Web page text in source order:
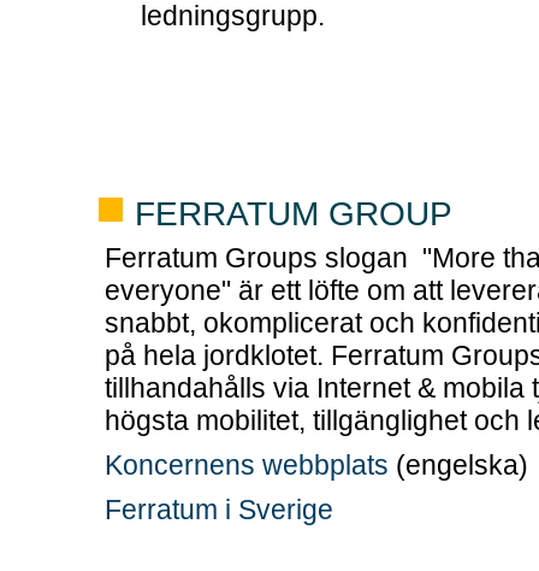
ledningsgrupp.
FERRATUM GROUP
Ferratum Groups slogan "More
everyone" är ett löfte om att
snabbt, okomplicerat och
på hela jordklotet. Ferratum
tillhandahålls via Internet & mobila
högsta mobilitet, tillgänglighet och
Koncernens webbplats (engelska)
Ferratum i Sverige